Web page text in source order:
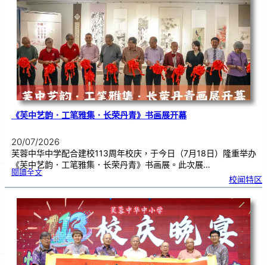
访
中
分
享
青
年
领
袖
素
质
讲
座
《芙中艺韵．工笔雅集．长荣丹青》书画展开幕
20/07/2026
芙蓉中华中学配合建校113周年校庆，于今日（7月18日）隆重举办
《芙中艺韵．工笔雅集．长荣丹青》书画展。此次展…
閱讀全文:《
艺
．
工
笔
雅
集
．
长
荣
丹
青
》
书
画
展
开
幕
校闻特区